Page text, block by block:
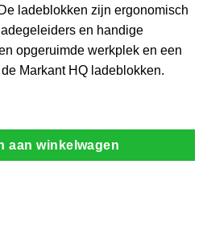
De ladeblokken zijn ergonomisch
en handige
opgeruimde werkplek en een
Markant HQ ladeblokken.
cm diep aantal
aan winkelwagen